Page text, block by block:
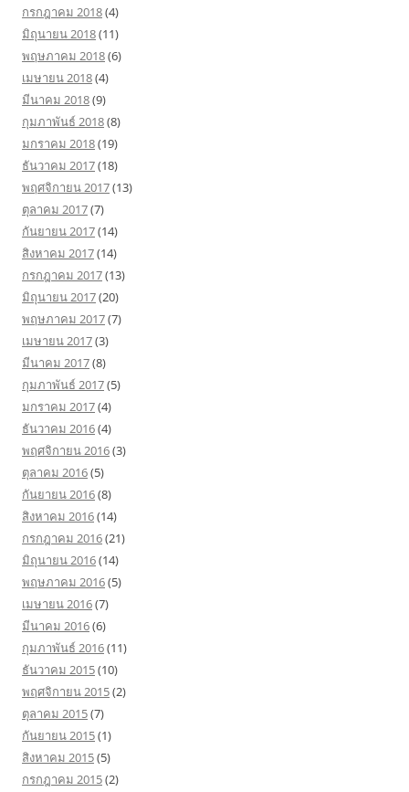
กรกฎาคม 2018(4)
มิถุนายน 2018(11)
พฤษภาคม 2018(6)
เมษายน 2018(4)
มีนาคม 2018(9)
กุมภาพันธ์ 2018(8)
มกราคม 2018(19)
ธันวาคม 2017(18)
พฤศจิกายน 2017(13)
ตุลาคม 2017(7)
กันยายน 2017(14)
สิงหาคม 2017(14)
กรกฎาคม 2017(13)
มิถุนายน 2017(20)
พฤษภาคม 2017(7)
เมษายน 2017(3)
มีนาคม 2017(8)
กุมภาพันธ์ 2017(5)
มกราคม 2017(4)
ธันวาคม 2016(4)
พฤศจิกายน 2016(3)
ตุลาคม 2016(5)
กันยายน 2016(8)
สิงหาคม 2016(14)
กรกฎาคม 2016(21)
มิถุนายน 2016(14)
พฤษภาคม 2016(5)
เมษายน 2016(7)
มีนาคม 2016(6)
กุมภาพันธ์ 2016(11)
ธันวาคม 2015(10)
พฤศจิกายน 2015(2)
ตุลาคม 2015(7)
กันยายน 2015(1)
สิงหาคม 2015(5)
กรกฎาคม 2015(2)